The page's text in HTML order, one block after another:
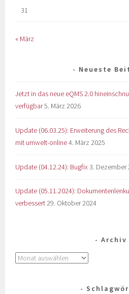
31
« März
Neueste
Jetzt in das neue eQMS 2.0
verfügbar5. März 2026
Update (06.03.25): Erweiterung des
mit umwelt-online4. März 2025
Update (04.12.24): Bugfix 3. Dezember
Update (05.11.2024):
verbessert29. Oktober 2024
Archiv